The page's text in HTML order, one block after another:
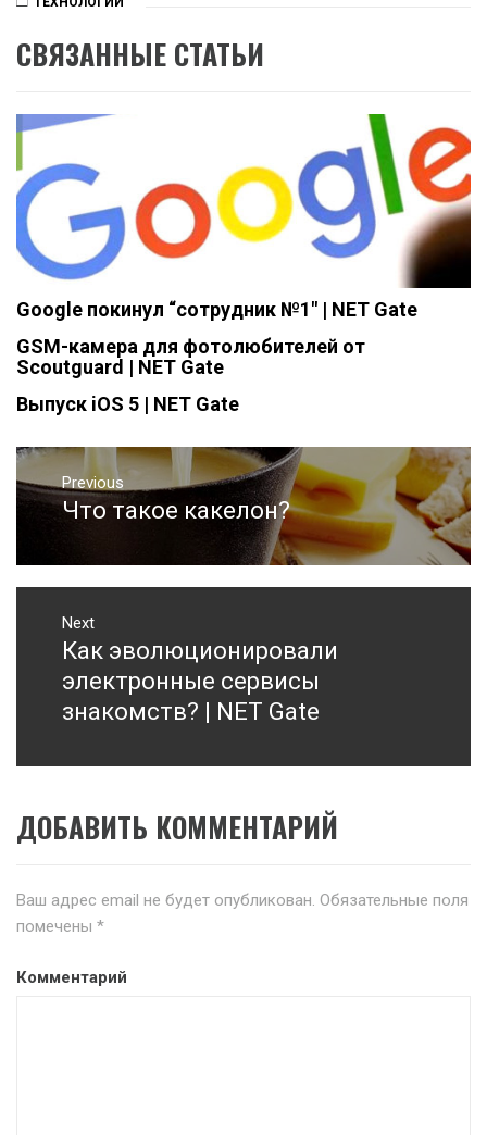
СВЯЗАННЫЕ СТАТЬИ
Google покинул “сотрудник №1″ | NET Gate
GSM-камера для фотолюбителей от
Scoutguard | NET Gate
Выпуск iOS 5 | NET Gate
Навигация
по
Previous
Previous
Что такое какелон?
Next
Next
post:
Как эволюционировали
электронные сервисы
знакомств? | NET Gate
ДОБАВИТЬ КОММЕНТАРИЙ
Ваш адрес email не будет опубликован. Обязательные поля
помечены *
Комментарий